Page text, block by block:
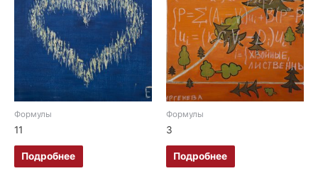
Формулы
11
Подробнее
Формулы
3
Подробнее